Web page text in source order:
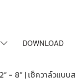
DOWNLOAD
- 8” | เช็ควาล์วแบบ